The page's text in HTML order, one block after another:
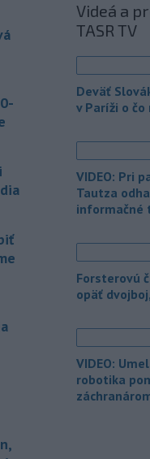
Arnaldi
Masters 1000
- Pri
Trstíne v
takmer 50
20:01 - Vláda
piatok
zásielkach
vyvážaných do
19:49 - Senát
piatok
sankciách
energetického
objasneniu
ktorý sa
právoplatným
Maďarsku.
Videá a
TASR TV
Deväť
v Paríži o
VIDEO: Pri
Tautza
informačné
Forsterovú
opäť
VIDEO:
robotika